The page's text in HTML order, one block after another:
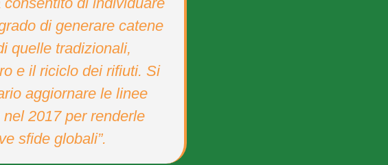
di generare catene
quelle tradizionali,
e il riciclo dei rifiuti. Si
aggiornare le linee
2017 per renderle
sfide globali”.